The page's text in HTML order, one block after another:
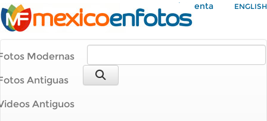
Mi Cuenta ENGLISH
Modernas
Antiguas
Antiguos